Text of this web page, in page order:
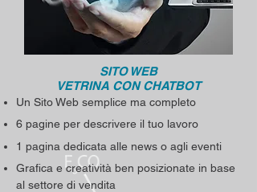
SITO WEB
VETRINA CON CHATBOT
Un Sito Web semplice ma completo
6 pagine per descrivere il tuo lavoro
1 pagina dedicata alle news o agli eventi
Grafica e creatività ben posizionate in base
al settore di vendita